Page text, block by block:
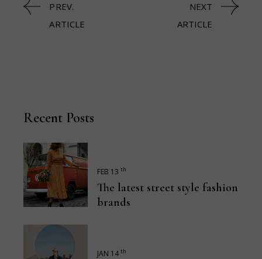
Recent Posts
FEB 13 th
The latest street style fashion
brands
JAN 14 th
PREV.
ARTICLE
NEXT
ARTICLE